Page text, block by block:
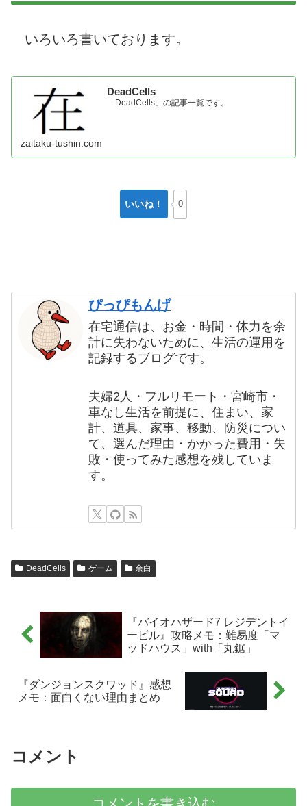
いろいろ書いております。
DeadCells
「DeadCells」の記事一覧です。
zaitaku-tushin.com
いいね！ 0
ぴっぴもんげ
在宅通信は、お金・時間・体力を余
計に失わないために、生活の運用を
記録するブログです。
夫婦2人・フルリモート・宮崎市・
車なし生活を前提に、住まい、家
計、道具、家事、移動、防災につい
て、選んだ理由・かかった費用・失
敗・使ってみた感想を残していま
す。
DeadCells ゲーム 余白
『バイオハザード7 レジデントイ
ービル』攻略メモ：難易度「マ
ッドハウス」with「丸鋸」
『ダンジョンスクワッド』感想
メモ：面白くない理由まとめ
コメント
コメントを書き込む